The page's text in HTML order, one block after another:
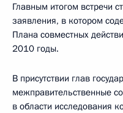
Главным итогом встречи
заявления, в котором
Плана совместных
2010 годы.
В присутствии глав
межправительственные
в области исследования